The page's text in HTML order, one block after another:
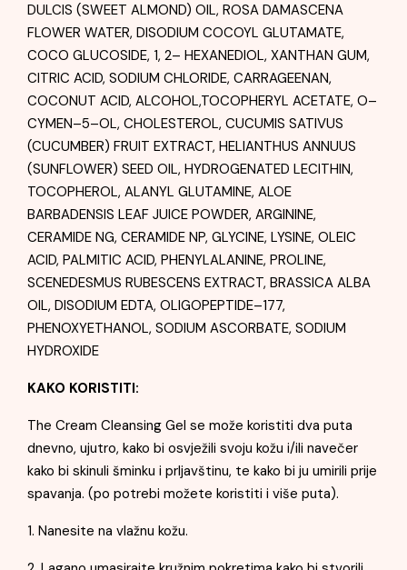
DULCIS (SWEET ALMOND) OIL, ROSA DAMASCENA
FLOWER WATER, DISODIUM COCOYL GLUTAMATE,
COCO GLUCOSIDE, 1, 2– HEXANEDIOL, XANTHAN GUM,
CITRIC ACID, SODIUM CHLORIDE, CARRAGEENAN,
COCONUT ACID, ALCOHOL,TOCOPHERYL ACETATE, O–
CYMEN–5–OL, CHOLESTEROL, CUCUMIS SATIVUS
(CUCUMBER) FRUIT EXTRACT, HELIANTHUS ANNUUS
(SUNFLOWER) SEED OIL, HYDROGENATED LECITHIN,
TOCOPHEROL, ALANYL GLUTAMINE, ALOE
BARBADENSIS LEAF JUICE POWDER, ARGININE,
CERAMIDE NG, CERAMIDE NP, GLYCINE, LYSINE, OLEIC
ACID, PALMITIC ACID, PHENYLALANINE, PROLINE,
SCENEDESMUS RUBESCENS EXTRACT, BRASSICA ALBA
OIL, DISODIUM EDTA, OLIGOPEPTIDE–177,
PHENOXYETHANOL, SODIUM ASCORBATE, SODIUM
HYDROXIDE
KAKO KORISTITI:
The Cream Cleansing Gel se može koristiti dva puta
dnevno, ujutro, kako bi osvježili svoju kožu i/ili navečer
kako bi skinuli šminku i prljavštinu, te kako bi ju umirili prije
spavanja. (po potrebi možete koristiti i više puta).
1. Nanesite na vlažnu kožu.